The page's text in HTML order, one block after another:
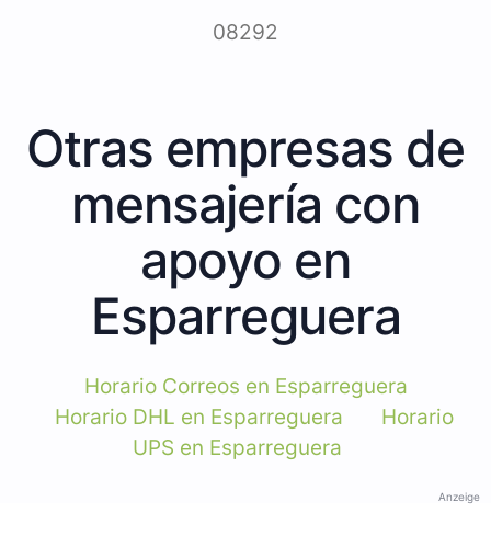
08292
Otras empresas de
mensajería con
apoyo en
Esparreguera
Horario Correos en Esparreguera
Horario DHL en Esparreguera
Horario
UPS en Esparreguera
Anzeige